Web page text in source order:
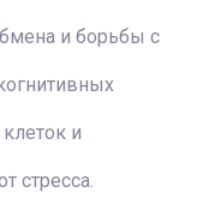
и борьбы с
и
стресса.